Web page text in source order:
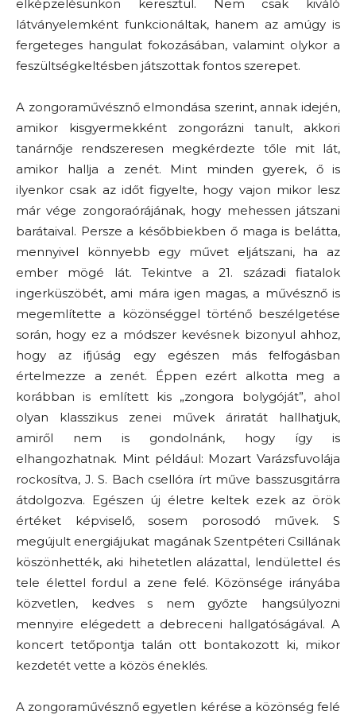
elképzelésünkön keresztül. Nem csak kiváló
látványelemként funkcionáltak, hanem az amúgy is
fergeteges hangulat fokozásában, valamint olykor a
feszültségkeltésben játszottak fontos szerepet.
A zongoraművésznő elmondása szerint, annak idején,
amikor kisgyermekként zongorázni tanult, akkori
tanárnője rendszeresen megkérdezte tőle mit lát,
amikor hallja a zenét. Mint minden gyerek, ő is
ilyenkor csak az időt figyelte, hogy vajon mikor lesz
már vége zongoraórájának, hogy mehessen játszani
barátaival. Persze a későbbiekben ő maga is belátta,
mennyivel könnyebb egy művet eljátszani, ha az
ember mögé lát. Tekintve a 21. századi fiatalok
ingerküszöbét, ami mára igen magas, a művésznő is
megemlítette a közönséggel történő beszélgetése
során, hogy ez a módszer kevésnek bizonyul ahhoz,
hogy az ifjúság egy egészen más felfogásban
értelmezze a zenét. Éppen ezért alkotta meg a
korábban is említett kis „zongora bolygóját”, ahol
olyan klasszikus zenei művek áriratát hallhatjuk,
amiről nem is gondolnánk, hogy így is
elhangozhatnak. Mint például: Mozart Varázsfuvolája
rockosítva, J. S. Bach csellóra írt műve basszusgitárra
átdolgozva. Egészen új életre keltek ezek az örök
értéket képviselő, sosem porosodó művek. S
megújult energiájukat magának Szentpéteri Csillának
köszönhették, aki hihetetlen alázattal, lendülettel és
tele élettel fordul a zene felé. Közönsége irányába
közvetlen, kedves s nem győzte hangsúlyozni
mennyire elégedett a debreceni hallgatóságával. A
koncert tetőpontja talán ott bontakozott ki, mikor
kezdetét vette a közös éneklés.
A zongoraművésznő egyetlen kérése a közönség felé